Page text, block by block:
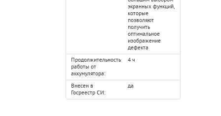
экранных функций,
которые
позволяют
получить
оптимальное
изображение
дефекта
Продолжительность
работы от
аккумулятора:
4 ч
Внесен в
Госреестр СИ:
да